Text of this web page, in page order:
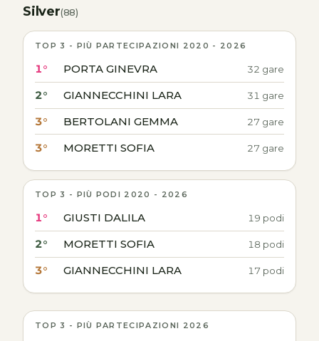
Silver(88)
TOP 3 - PIÙ PARTECIPAZIONI 2020 - 2026
1° PORTA GINEVRA 32 gare
2° GIANNECCHINI LARA 31 gare
3° BERTOLANI GEMMA 27 gare
3° MORETTI SOFIA 27 gare
TOP 3 - PIÙ PODI 2020 - 2026
1° GIUSTI DALILA 19 podi
2° MORETTI SOFIA 18 podi
3° GIANNECCHINI LARA 17 podi
TOP 3 - PIÙ PARTECIPAZIONI 2026